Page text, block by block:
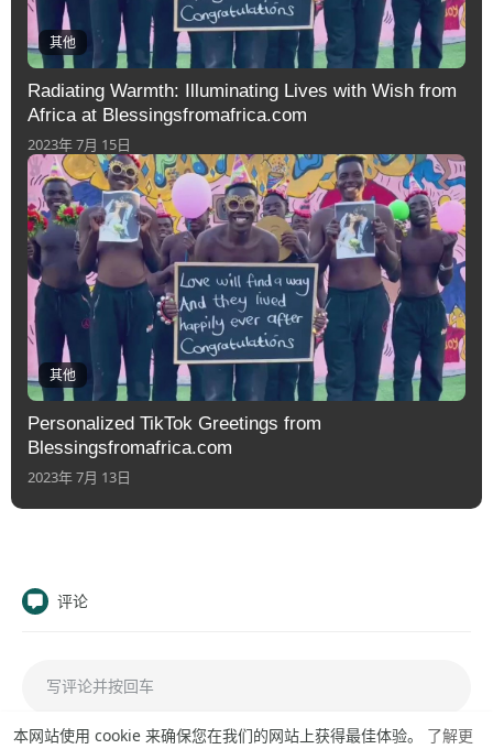
本网站使用 cookie 来确保您在我们的网站上获得最佳体验。 了解更
其他
Radiating Warmth: Illuminating Lives with Wish from
Africa at Blessingsfromafrica.com
2023年 7月 15日
其他
Personalized TikTok Greetings from
Blessingsfromafrica.com
2023年 7月 13日
评论